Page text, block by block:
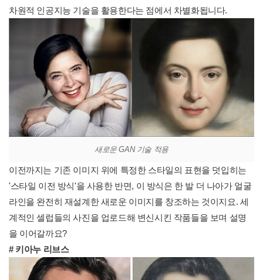
차원적 인공지능 기술을 활용한다는 점에서 차별화됩니다.
새로운 GAN 기술 적용
이전까지는 기존 이미지 위에 특정한 스타일의 표현을 덧입히는
'스타일 이전 방식'을 사용한 반면, 이 방식은 한 발 더 나아가 얼굴
라인을 완전히 재설계한 새로운 이미지를 창조하는 것이지요. 세
계적인 셀럽들의 사진을 업로드해 변신시킨 작품들을 보며 설명
을 이어갈까요?
# 키아누 리브스